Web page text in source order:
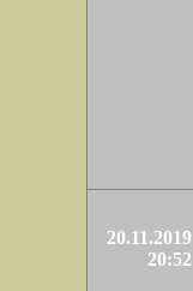
20.11.2019
20:52